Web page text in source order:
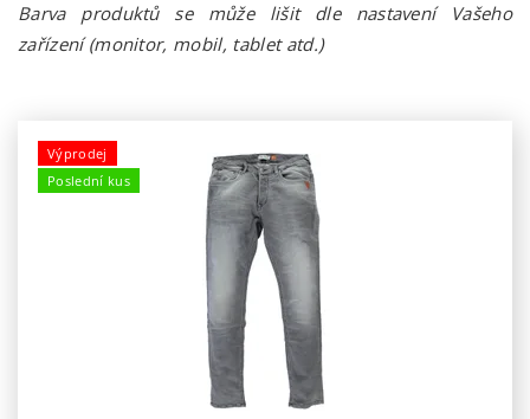
Barva produktů se může lišit dle nastavení Vašeho
zařízení (monitor, mobil, tablet atd.)
Výprodej
Poslední kus